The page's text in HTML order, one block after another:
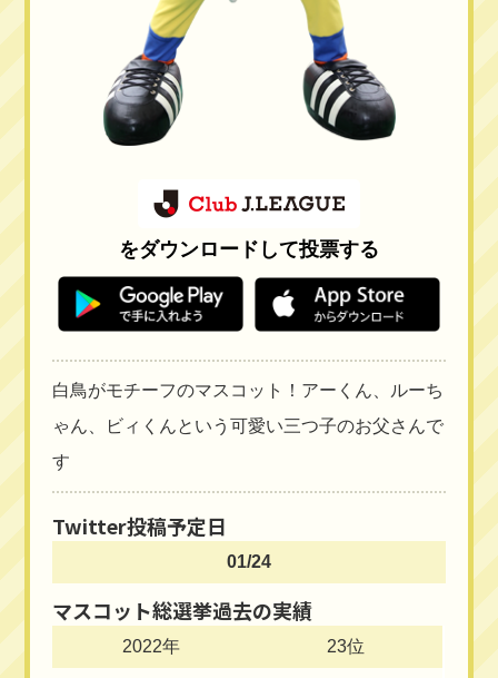
をダウンロードして投票する
白鳥がモチーフのマスコット！アーくん、ルーち
ゃん、ビィくんという可愛い三つ子のお父さんで
す
Twitter投稿予定日
01/24
マスコット総選挙過去の実績
2022年 23位